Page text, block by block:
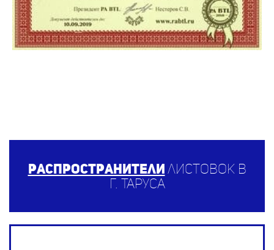
Распространители листовок в
г. Таруса